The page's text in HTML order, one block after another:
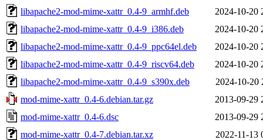
libapache2-mod-mime-xattr_0.4-9_armhf.deb
2024-10-20
libapache2-mod-mime-xattr_0.4-9_i386.deb
2024-10-20
libapache2-mod-mime-xattr_0.4-9_ppc64el.deb
2024-10-20
libapache2-mod-mime-xattr_0.4-9_riscv64.deb
2024-10-20
libapache2-mod-mime-xattr_0.4-9_s390x.deb
2024-10-20
mod-mime-xattr_0.4-6.debian.tar.gz
2013-09-29
mod-mime-xattr_0.4-6.dsc
2013-09-29
mod-mime-xattr_0.4-7.debian.tar.xz
2022-11-13